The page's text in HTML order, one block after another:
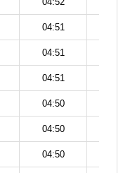
04:51
04:51
04:51
04:50
04:50
04:50